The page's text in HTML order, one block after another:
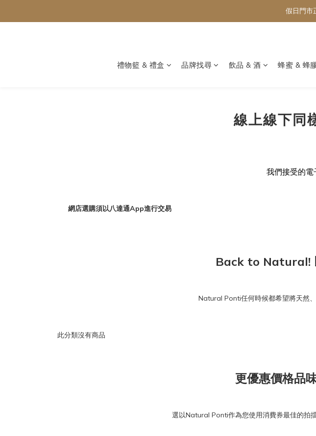
假日門市
禮物籃 & 禮盒 品牌找尋 飲品 & 酒 蜂蜜 & 蜂
線上線下同
我們接受的
網店選購須以八達通App進行交易
Back to Natural!
Natural Ponti任何時候都希望將天然
此分類沒有商品
更優惠價格品
選以Natural Ponti作為您使用消費券最佳的拍